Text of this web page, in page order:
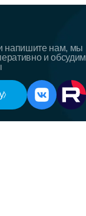
напишите нам, мы
и обсудим